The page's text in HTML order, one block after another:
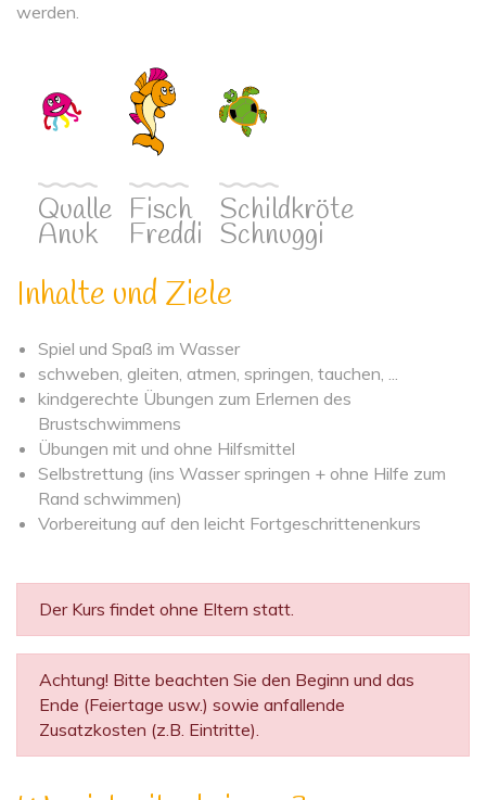
werden.
Qualle
Anuk
Fisch
Freddi
Schildkröte
Schnuggi
Inhalte und Ziele
Spiel und Spaß im Wasser
schweben, gleiten, atmen, springen, tauchen, ...
kindgerechte Übungen zum Erlernen des
Brustschwimmens
Übungen mit und ohne Hilfsmittel
Selbstrettung (ins Wasser springen + ohne Hilfe zum
Rand schwimmen)
Vorbereitung auf den leicht Fortgeschrittenenkurs
Der Kurs findet ohne Eltern statt.
Achtung! Bitte beachten Sie den Beginn und das
Ende (Feiertage usw.) sowie anfallende
Zusatzkosten (z.B. Eintritte).